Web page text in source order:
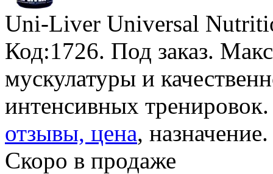
Uni-Liver Universal
Код:1726. Под заказ.
мускулатуры и
интенсивных
отзывы, цена, назначение.
Скоро в продаже